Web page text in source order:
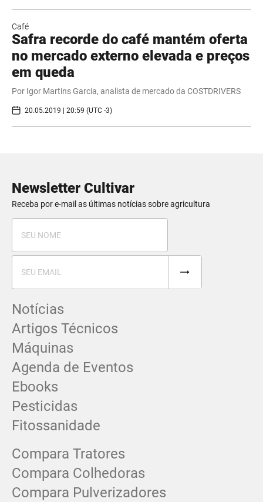
Café
Safra recorde do café mantém oferta
no mercado externo elevada e preços
em queda
Por Igor Martins Garcia, analista de mercado da COSTDRIVERS
20.05.2019 | 20:59 (UTC -3)
Newsletter Cultivar
Receba por e-mail as últimas notícias sobre agricultura
Notícias
Artigos Técnicos
Máquinas
Agenda de Eventos
Ebooks
Pesticidas
Fitossanidade
Compara Tratores
Compara Colhedoras
Compara Pulverizadores